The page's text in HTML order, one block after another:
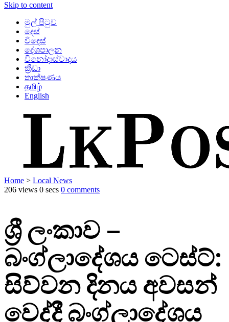
Skip to content
මුල් පිටුව
දෙස්
විදෙස්
දේශපාලන
විනෝදාස්වාදය
ක්‍රීඩා
තාක්ෂණය
தமிழ்
English
Home > Local News
206 views 0 secs 0 comments
ශ්‍රී ලංකාව –
බංග්ලාදේශය ටෙස්ට්:
සිව්වන දිනය අවසන්
වෙද්දී බංග්ලාදේශය